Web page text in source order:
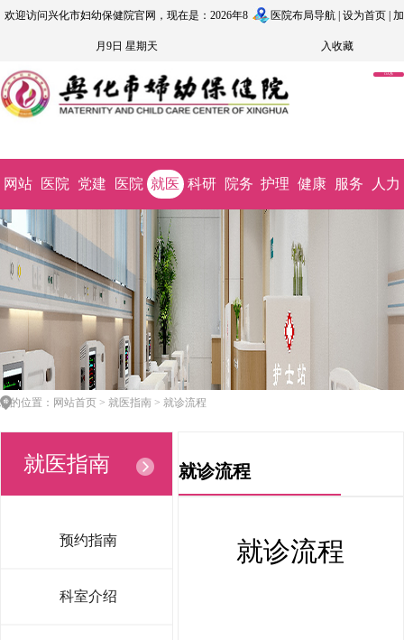
欢迎访问兴化市妇幼保健院官网，现在是：2026年8
月9日 星期天
医院布局导航| 设为首页| 加
入收藏
OA系
网站
首页
医院
概况
党建
文化
医院
动态
就医
指南
科研
教学
院务
公开
护理
园地
健康
科普
服务
监督
人力
资源
您的位置：网站首页 > 就医指南 > 就诊流程
就医指南
预约指南
科室介绍
就诊流程
就诊流程